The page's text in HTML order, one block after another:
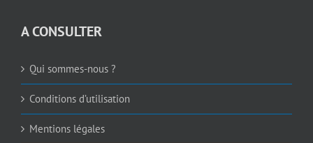
A CONSULTER
Qui sommes-nous ?
Conditions d’utilisation
Mentions légales